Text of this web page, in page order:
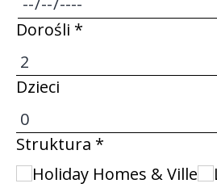
Dorośli *
Dzieci
Struktura *
Holiday Homes & Ville